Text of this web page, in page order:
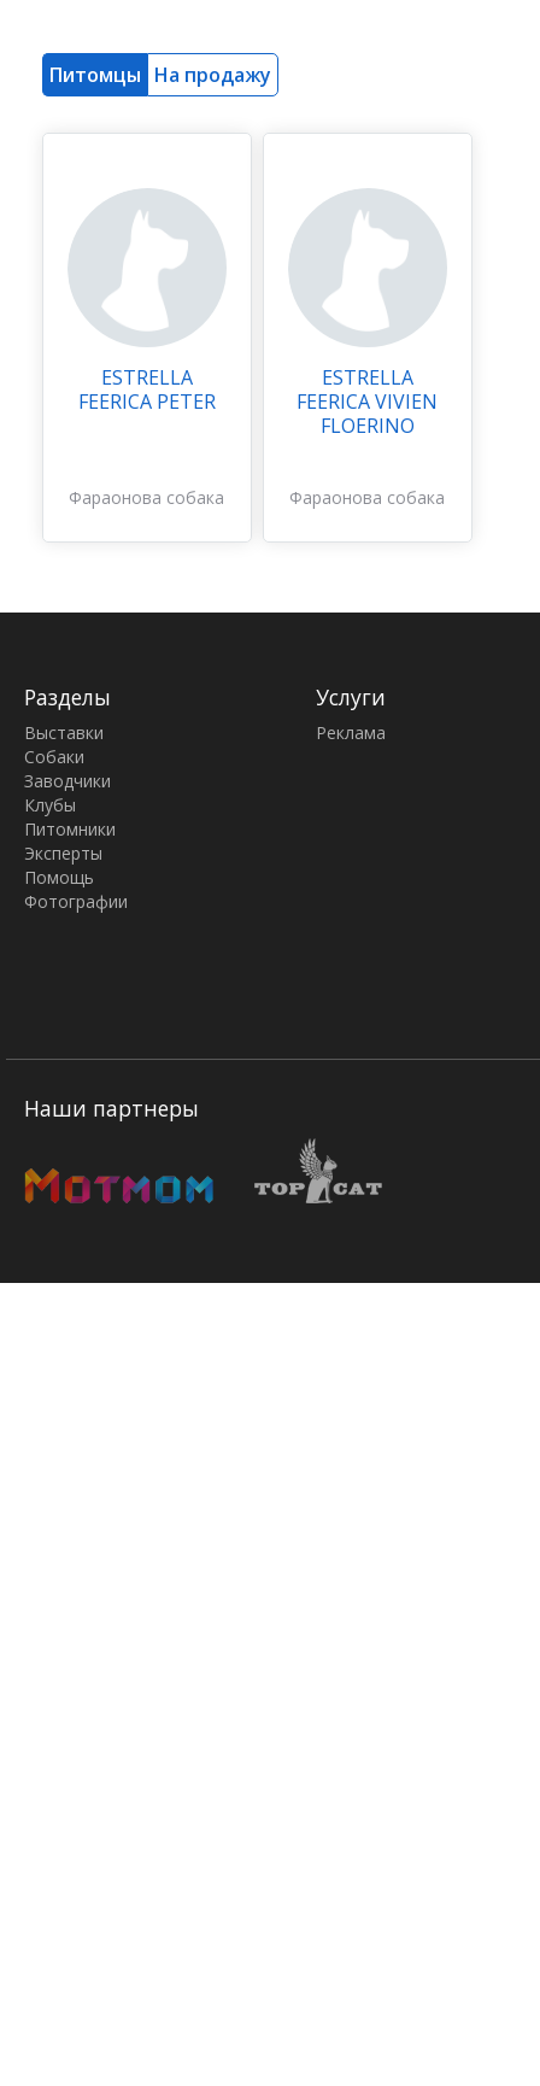
Питомцы На продажу
ESTRELLA
FEERICA PETER
Фараонова собака
ESTRELLA
FEERICA VIVIEN
FLOERINO
Фараонова собака
Разделы
Выставки
Собаки
Заводчики
Клубы
Питомники
Эксперты
Помощь
Фотографии
Услуги
Реклама
Наши партнеры